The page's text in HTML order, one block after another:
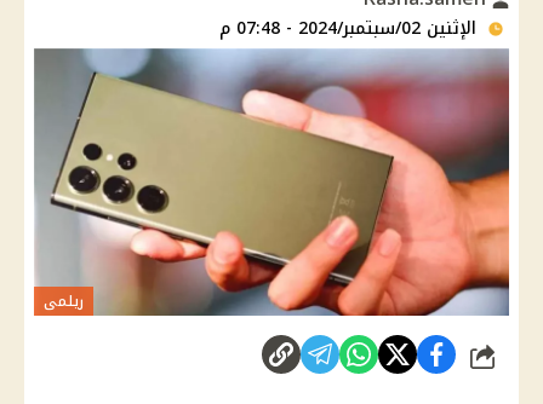
الإثنين 02/سبتمبر/2024 - 07:48 م
ريلمى
شارك